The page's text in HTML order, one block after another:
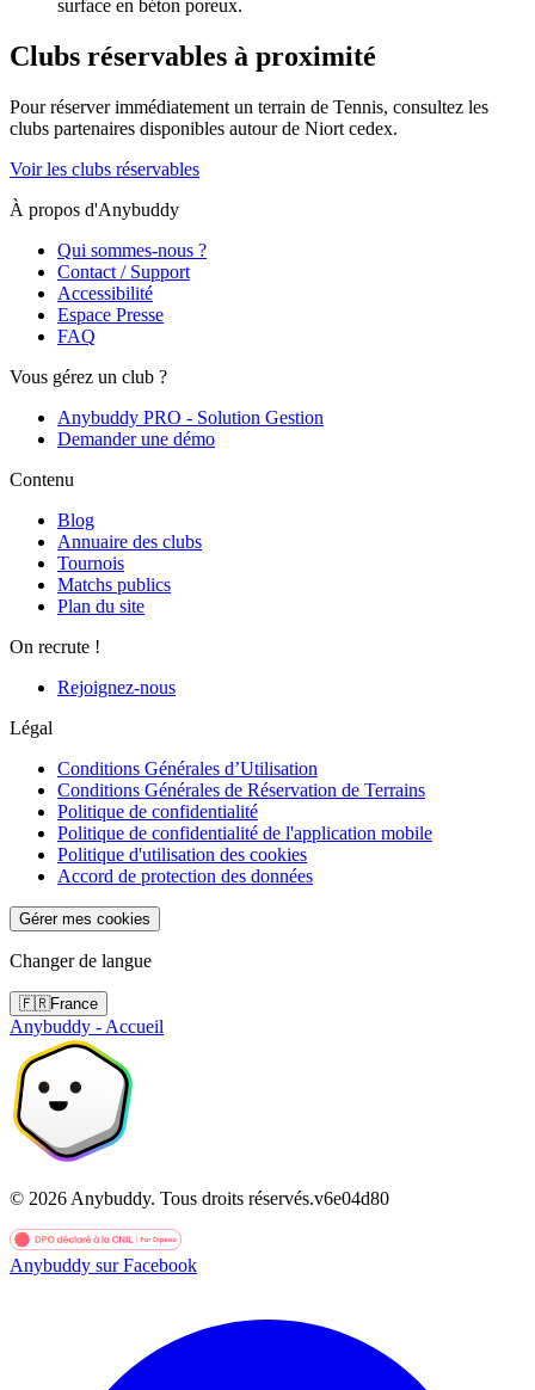
surface en béton poreux.
Clubs réservables à proximité
Pour réserver immédiatement un terrain de Tennis, consultez les
clubs partenaires disponibles autour de Niort cedex.
Voir les clubs réservables
À propos d'Anybuddy
Qui sommes-nous ?
Contact / Support
Accessibilité
Espace Presse
FAQ
Vous gérez un club ?
Anybuddy PRO - Solution Gestion
Demander une démo
Contenu
Blog
Annuaire des clubs
Tournois
Matchs publics
Plan du site
On recrute !
Rejoignez-nous
Légal
Conditions Générales d’Utilisation
Conditions Générales de Réservation de Terrains
Politique de confidentialité
Politique de confidentialité de l'application mobile
Politique d'utilisation des cookies
Accord de protection des données
Gérer mes cookies
Changer de langue
🇫🇷France
Anybuddy - Accueil
© 2026 Anybuddy. Tous droits réservés.v6e04d80
Anybuddy sur Facebook